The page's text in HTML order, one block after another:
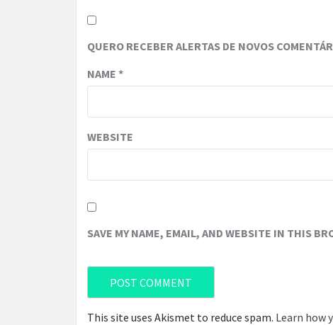
QUERO RECEBER ALERTAS DE NOVOS
NAME *
WEBSITE
SAVE MY NAME, EMAIL, AND WEBSITE IN THIS
This site uses Akismet to reduce spam. Learn how